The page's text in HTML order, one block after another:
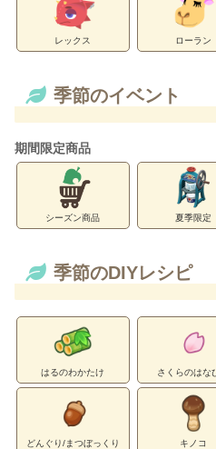
レックス ローラン
季節のイベント
期間限定商品
シーズン商品 夏季限定
季節のDIYレシピ
はるのわかたけ さくらのはな
どんぐり/まつぼっくり キノコ